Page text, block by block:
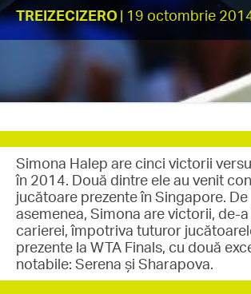
TREIZECIZERO| 19 octombrie
Simona Halep are cinci victorii
în 2014. Două dintre ele au venit
jucătoare prezente în Singapore. De
asemenea, Simona are victorii, de-
carierei, împotriva tuturor
prezente la WTA Finals, cu două
notabile: Serena și Sharapova.